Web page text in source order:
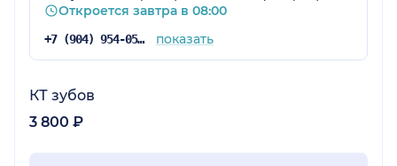
Откроется завтра в 08:00
+7 (904) 954-05-19 показать
КТ зубов
3 800 ₽